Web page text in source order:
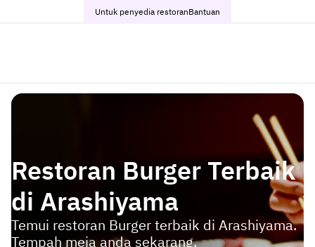
Untuk penyedia restoranBantuan
Restoran Burger Terbaik
di Arashiyama
Temui restoran Burger terbaik di Arashiyama.
Tempah meja anda sekarang.